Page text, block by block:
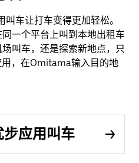
车让打车变得更加轻松。
一个平台上叫到本地出租车
叫车，还是探索新地点，只
，在Omitama输入目的地
应用叫车